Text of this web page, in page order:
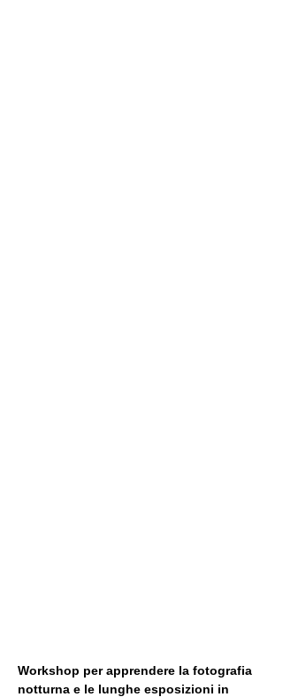
Workshop per apprendere la fotografia
notturna e le lunghe esposizioni in